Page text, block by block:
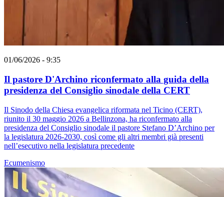
01/06/2026 - 9:35
Il pastore D'Archino riconfermato alla guida della
presidenza del Consiglio sinodale della CERT
Il Sinodo della Chiesa evangelica riformata nel Ticino (CERT),
riunito il 30 maggio 2026 a Bellinzona, ha riconfermato alla
presidenza del Consiglio sinodale il pastore Stefano D’Archino per
la legislatura 2026-2030, così come gli altri membri già presenti
nell’esecutivo nella legislatura precedente
Ecumenismo